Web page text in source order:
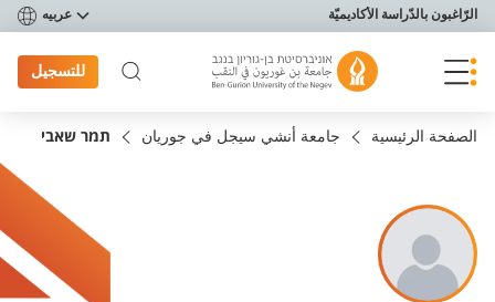
תפריט נגישות
الرّاغبون بالدّراسة الأكاديميّة عربيه
للتسجيل
الصفحة الرئيسية جامعة أنشي سيجل في جوريان תמר שאבי